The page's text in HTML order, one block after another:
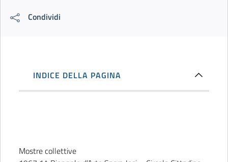
Condividi
INDICE DELLA PAGINA
Mostre collettive